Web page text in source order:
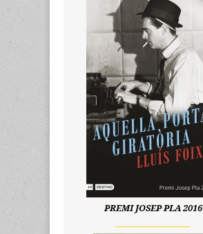
PREMI JOSEP PLA 2016